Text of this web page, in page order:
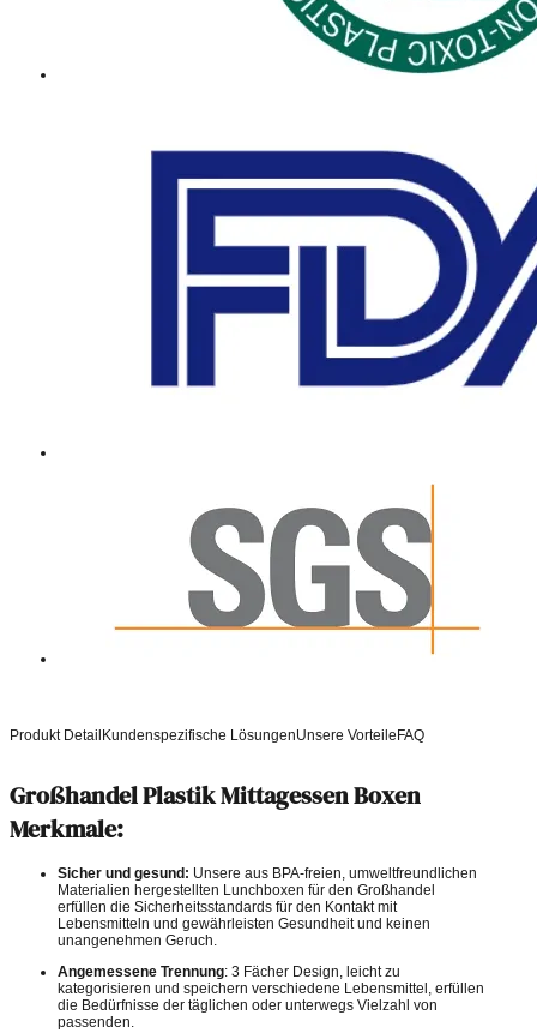
Produkt Detail Kundenspezifische LösungenUnsere Vorteile FAQ
Großhandel Plastik Mittagessen Boxen
Merkmale:
Sicher und gesund: Unsere aus BPA-freien, umweltfreundlichen
Materialien hergestellten Lunchboxen für den Großhandel
erfüllen die Sicherheitsstandards für den Kontakt mit
Lebensmitteln und gewährleisten Gesundheit und keinen
unangenehmen Geruch.
Angemessene Trennung: 3 Fächer Design, leicht zu
kategorisieren und speichern verschiedene Lebensmittel, erfüllen
die Bedürfnisse der täglichen oder unterwegs Vielzahl von
passenden.